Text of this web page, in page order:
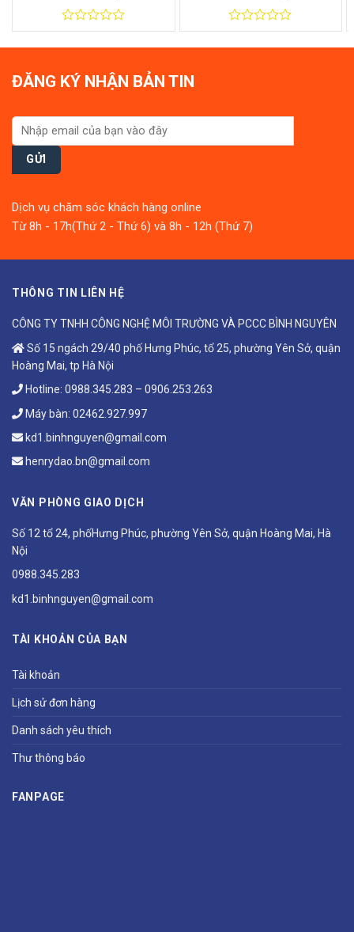
0
out
0
out
ĐĂNG KÝ NHẬN BẢN TIN
Dịch vụ chăm sóc khách hàng online
Từ 8h - 17h(Thứ 2 - Thứ 6) và 8h - 12h (Thứ 7)
THÔNG TIN LIÊN HỆ
CÔNG TY TNHH CÔNG NGHỆ MÔI TRƯỜNG VÀ PCCC BÌNH NGUYÊN
Số 15 ngách 29/40 phố Hưng Phúc, tổ 25, phường Yên Sở, quận
Hoàng Mai, tp Hà Nội
Hotline: 0988.345.283 – 0906.253.263
Máy bàn: 02462.927.997
kd1.binhnguyen@gmail.com
henrydao.bn@gmail.com
VĂN PHÒNG GIAO DỊCH
Số 12 tổ 24, phốHưng Phúc, phường Yên Sở, quận Hoàng Mai, Hà
Nội
0988.345.283
kd1.binhnguyen@gmail.com
TÀI KHOẢN CỦA BẠN
Tài khoản
Lịch sử đơn hàng
Danh sách yêu thích
Thư thông báo
FANPAGE